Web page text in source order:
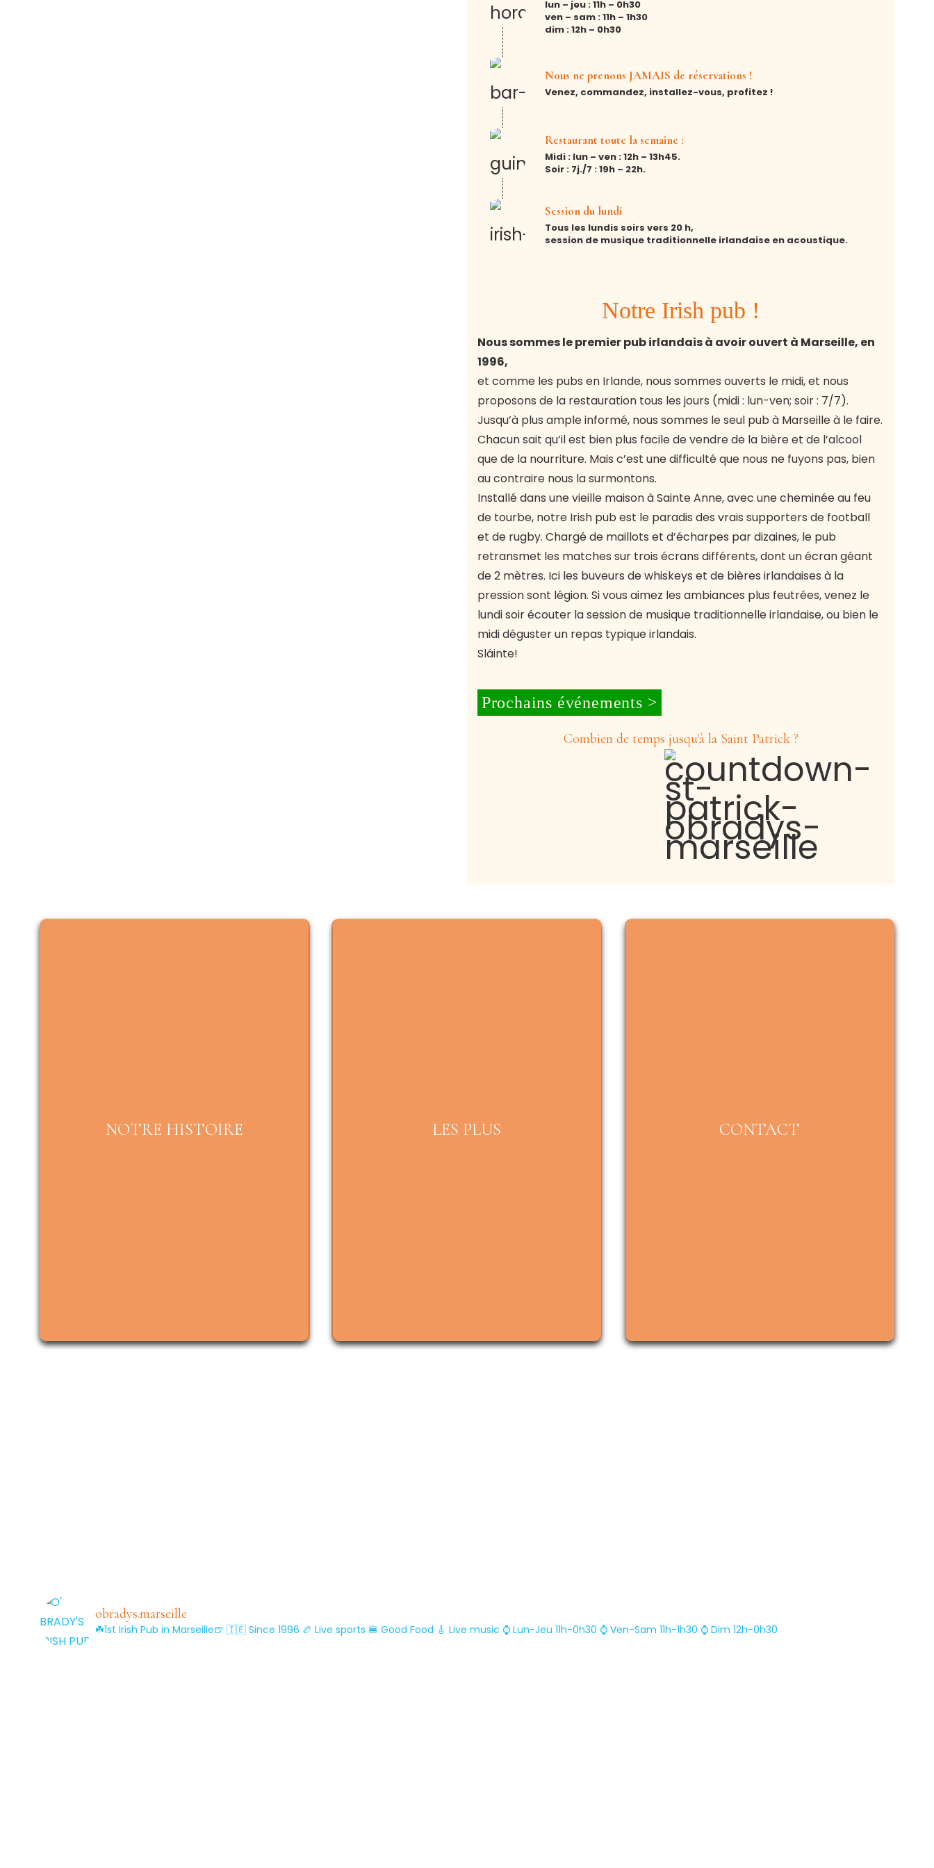
lun – jeu : 11h – 0h30
ven – sam : 11h – 1h30
dim : 12h – 0h30
Nous ne prenons JAMAIS de réservations !
Venez, commandez, installez-vous, profitez !
Restaurant toute la semaine :
Midi : lun – ven : 12h – 13h45.
Soir : 7j./7 : 19h – 22h.
Session du lundi
Tous les lundis soirs vers 20 h,
session de musique traditionnelle irlandaise en acoustique.
Notre Irish pub !
Nous sommes le premier pub irlandais à avoir ouvert à Marseille, en
1996,
et comme les pubs en Irlande, nous sommes ouverts le midi, et nous
proposons de la restauration tous les jours (midi : lun-ven; soir : 7/7).
Jusqu’à plus ample informé, nous sommes le seul pub à Marseille à le faire.
Chacun sait qu’il est bien plus facile de vendre de la bière et de l’alcool
que de la nourriture. Mais c’est une difficulté que nous ne fuyons pas, bien
au contraire nous la surmontons.
Installé dans une vieille maison à Sainte Anne, avec une cheminée au feu
de tourbe, notre Irish pub est le paradis des vrais supporters de football
et de rugby. Chargé de maillots et d’écharpes par dizaines, le pub
retransmet les matches sur trois écrans différents, dont un écran géant
de 2 mètres. Ici les buveurs de whiskeys et de bières irlandaises à la
pression sont légion. Si vous aimez les ambiances plus feutrées, venez le
lundi soir écouter la session de musique traditionnelle irlandaise, ou bien le
midi déguster un repas typique irlandais.
Sláinte!
Prochains événements >
Combien de temps jusqu'à la Saint Patrick ?
NOTRE HISTOIRE LES PLUS CONTACT
obradys.marseille
☘️1st Irish Pub in Marseille🍺 🇮🇪 Since 1996 🏉 Live sports 🍔 Good Food 🎸 Live music ⌚ Lun-Jeu 11h-0h30 ⌚ Ven-Sam 11h-1h30 ⌚ Dim 12h-0h30